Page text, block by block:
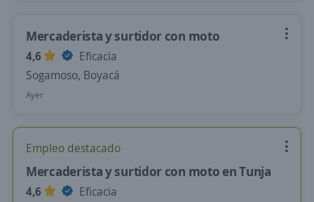
Mercaderista y surtidor con moto
4,6
Eficacia
Sogamoso, Boyacá
Ayer
Empleo destacado
Mercaderista y surtidor con moto en Tunja
4,6
Eficacia